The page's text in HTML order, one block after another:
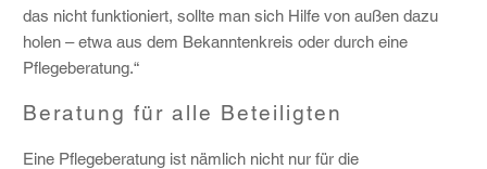
das nicht funktioniert, sollte man sich Hilfe von außen dazu
holen – etwa aus dem Bekanntenkreis oder durch eine
Pflegeberatung.“
Beratung für alle Beteiligten
Eine Pflegeberatung ist nämlich nicht nur für die